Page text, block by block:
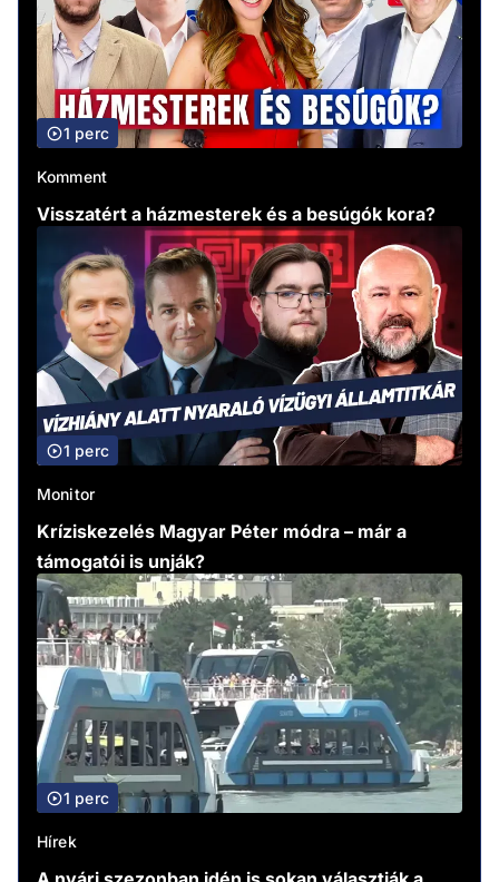
1 perc
Komment
Visszatért a házmesterek és a besúgók kora?
1 perc
Monitor
Kríziskezelés Magyar Péter módra – már a
támogatói is unják?
1 perc
Hírek